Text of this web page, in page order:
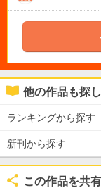
他の作品も探
ランキングから探す
新刊から探す
この作品を共